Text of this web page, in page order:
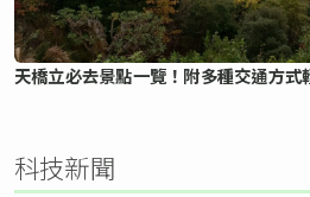
天橋立必去景點一覽！附多種交通方式
科技新聞